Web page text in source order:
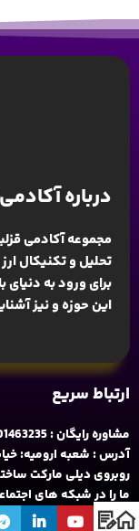
درباره
مجموعه آکادمی
تحلیل و تکنیکال
برای ورود به
این حوزه و نیز
ارتباط سریع
مشاوره رایگان : 09301463235
آدرس : شعبه ارومیه:
روبروی دیلی مارکت ساختمان کوثر 1
ما را در شبکه های